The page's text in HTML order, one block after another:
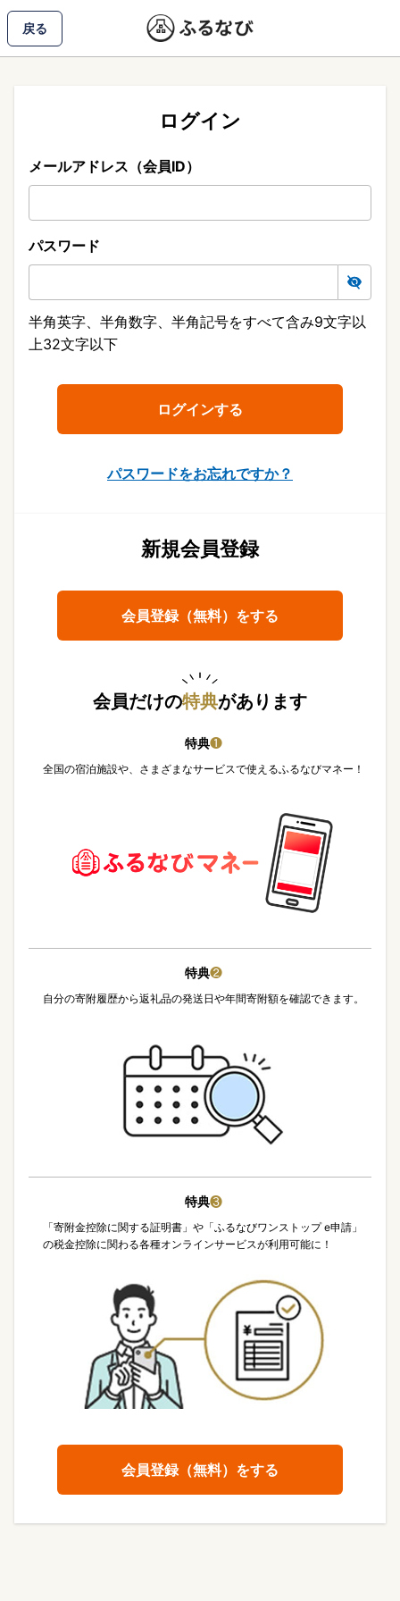
戻る
ログイン
メールアドレス（会員ID）
パスワード
半角英字、半角数字、半角記号をすべて含み9文字以
上32文字以下
パスワードをお忘れですか？
新規会員登録
会員登録（無料）をする
会員だけの特典があります
特典❶
全国の宿泊施設や、さまざまなサービスで使えるふるなびマネー！
特典❷
自分の寄附履歴から返礼品の発送日や年間寄附額を確認できます。
特典❸
「寄附金控除に関する証明書」や「ふるなびワンストップ e申請」
の税金控除に関わる各種オンラインサービスが利用可能に！
会員登録（無料）をする